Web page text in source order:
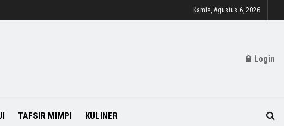
Kamis, Agustus 6, 2026
Login
TAFSIR MIMPI KULINER